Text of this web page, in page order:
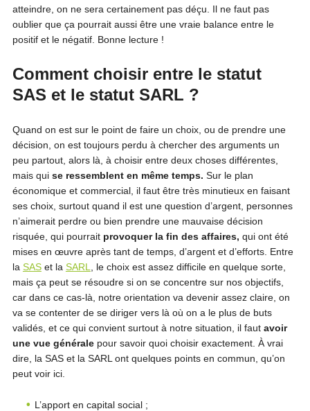
atteindre, on ne sera certainement pas déçu. Il ne faut pas
oublier que ça pourrait aussi être une vraie balance entre le
positif et le négatif. Bonne lecture !
Comment choisir entre le statut
SAS et le statut SARL ?
Quand on est sur le point de faire un choix, ou de prendre une
décision, on est toujours perdu à chercher des arguments un
peu partout, alors là, à choisir entre deux choses différentes,
mais qui se ressemblent en même temps. Sur le plan
économique et commercial, il faut être très minutieux en faisant
ses choix, surtout quand il est une question d’argent, personnes
n’aimerait perdre ou bien prendre une mauvaise décision
risquée, qui pourrait provoquer la fin des affaires, qui ont été
mises en œuvre après tant de temps, d’argent et d’efforts. Entre
la SASet la SARL
, le choix est assez difficile en quelque sorte,
mais ça peut se résoudre si on se concentre sur nos objectifs,
car dans ce cas-là, notre orientation va devenir assez claire, on
va se contenter de se diriger vers là où on a le plus de buts
validés, et ce qui convient surtout à notre situation, il faut avoir
une vue généralepour savoir quoi choisir exactement. À vrai
dire, la SAS et la SARL ont quelques points en commun, qu’on
peut voir ici.
L’apport en capital social ;